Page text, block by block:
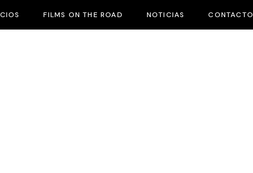
FILMS ON THE ROAD NOTICIAS CONTACTO